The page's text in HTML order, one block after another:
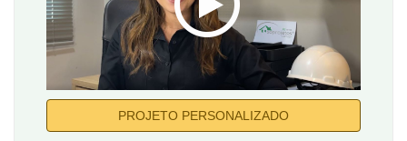
PROJETO PERSONALIZADO